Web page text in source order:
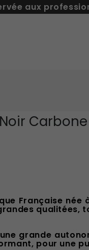
aux
Noir Carbone
Française
qualitées,
une grande
pour une